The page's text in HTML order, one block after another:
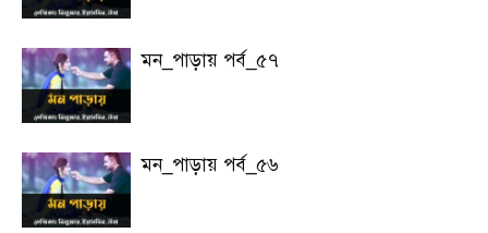
মন_পাড়ায় পর্ব_৫৭
মন_পাড়ায় পর্ব_৫৬